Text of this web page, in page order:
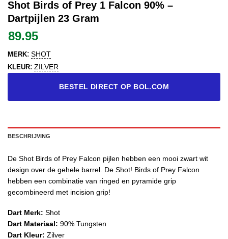
Shot Birds of Prey 1 Falcon 90% –
Dartpijlen 23 Gram
89.95
MERK: SHOT
KLEUR: ZILVER
BESTEL DIRECT OP BOL.COM
BESCHRIJVING
De Shot Birds of Prey Falcon pijlen hebben een mooi zwart wit
design over de gehele barrel. De Shot! Birds of Prey Falcon
hebben een combinatie van ringed en pyramide grip
gecombineerd met incision grip!
Dart Merk: Shot
Dart Materiaal: 90% Tungsten
Dart Kleur: Zilver